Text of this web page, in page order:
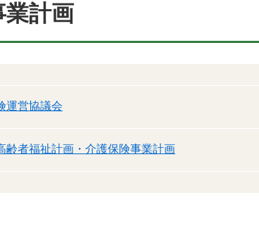
業計画
運営協議会
齢者福祉計画・介護保険事業計画